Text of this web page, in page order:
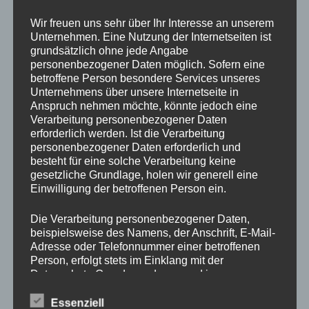
In diesem zweitägigen Kurs zeig ich Euch die Basics des
drechseln in Längs und Querholz.
Ihr werdet den richtigen Umgang mit der Drehbank und mit
den verschiedenen Spannvorrichtungen lernen. Auch das
Verwenden der Drechseleisen und deren Schärfen werden
wir uns ansehen.
Da in diesem Kurs nur Platz für 2 Schüler ist, bitte schnell
per E-Mail office@drechslerei-spitzbart.a anmelden.
Die Kurskosten belaufen sich auf nur€ 350. – inkl. Ust. / pro
Person
Kurszeiten sind an beiden Tagen von 8 Uhr bis 18 Uhr.
Maschinen und Werkzeug.
Wir freuen uns sehr über Ihr Interesse an unserem
Unternehmen. Eine Nutzung der Internetseiten ist
grundsätzlich ohne jede Angabe
personenbezogener Daten möglich. Sofern eine
betroffene Person besondere Services unseres
Unternehmens über unsere Internetseite in
Anspruch nehmen möchte, könnte jedoch eine
Verarbeitung personenbezogener Daten
erforderlich werden. Ist die Verarbeitung
personenbezogener Daten erforderlich und
besteht für eine solche Verarbeitung keine
gesetzliche Grundlage, holen wir generell eine
Einwilligung der betroffenen Person ein.
Die Verarbeitung personenbezogener Daten,
beispielsweise des Namens, der Anschrift, E-Mail-
Adresse oder Telefonnummer einer betroffenen
Person, erfolgt stets im Einklang mit der
Datenschutz-Grundverordnung und in
landesspezifischen Datenschutzbestimmungen.
Essenziell